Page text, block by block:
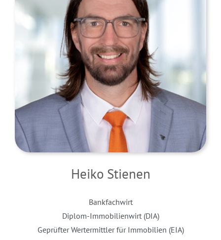
Heiko Stienen
Bankfachwirt
Diplom-Immobilienwirt (DIA)
Geprüfter Wertermittler für Immobilien (EIA)